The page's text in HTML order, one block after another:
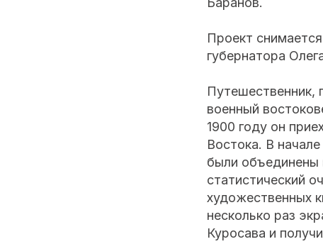
Проект
губернатора
Путешественник,
военный
1900 году он
Востока. В
были объединены
статистический
художественных
несколько раз
Куросава и